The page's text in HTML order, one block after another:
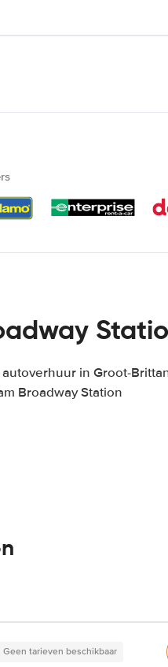
in Groot-
Broadway Station
Geen tarieven beschikbaar